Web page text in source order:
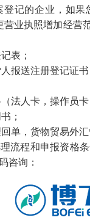
登记的企业，如
业执照增加经营
表；
报送注册登记证书
法人卡，操作员卡
；
单，货物贸易外
流程和申报资格
咨询：